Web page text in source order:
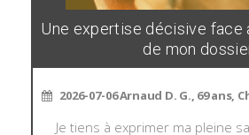
Une expertise décisive face
de mon
2026-07-06Arnaud D. G., 69 ans,
Je tiens à exprimer ma pleine